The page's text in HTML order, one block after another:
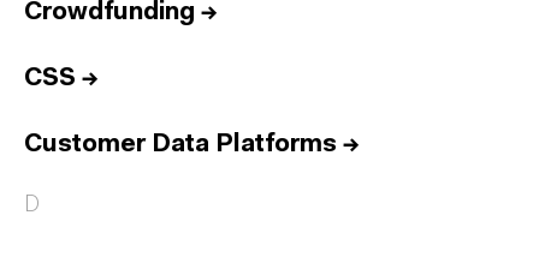
Crowdfunding →
CSS →
Customer Data Platforms →
D